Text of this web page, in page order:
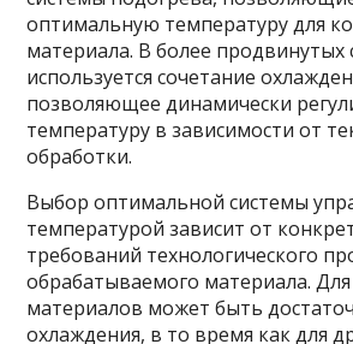
оптимальную температуру для
материала. В более продвинутых
используется сочетание
позволяющее динамически
температуру в зависимости от
обработки.
Выбор оптимальной системы
температурой зависит от
требований технологического
обрабатываемого материала.
материалов может быть
охлаждения, в то время как для